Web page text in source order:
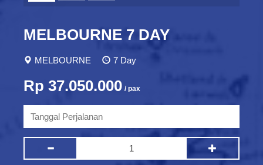
MELBOURNE 7 DAY
MELBOURNE 7 Day
Rp 37.050.000 / pax